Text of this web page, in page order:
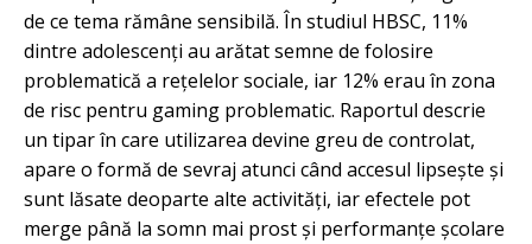
de ce tema rămâne sensibilă. În studiul HBSC, 11%
dintre adolescenți au arătat semne de folosire
problematică a rețelelor sociale, iar 12% erau în zona
de risc pentru gaming problematic. Raportul descrie
un tipar în care utilizarea devine greu de controlat,
apare o formă de sevraj atunci când accesul lipsește și
sunt lăsate deoparte alte activități, iar efectele pot
merge până la somn mai prost și performanțe școlare